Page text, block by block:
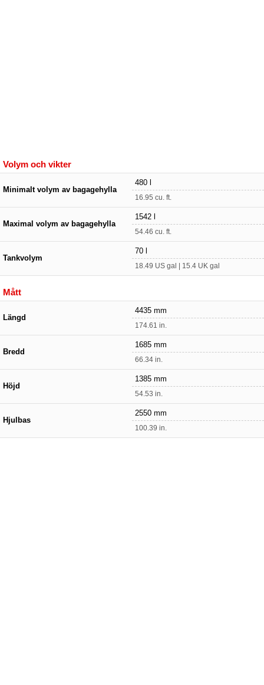
Volym och vikter
Minimalt volym av bagagehylla
480 l
16.95 cu. ft.
Maximal volym av bagagehylla
1542 l
54.46 cu. ft.
Tankvolym
70 l
18.49 US gal | 15.4 UK gal
Mått
Längd
4435 mm
174.61 in.
Bredd
1685 mm
66.34 in.
Höjd
1385 mm
54.53 in.
Hjulbas
2550 mm
100.39 in.